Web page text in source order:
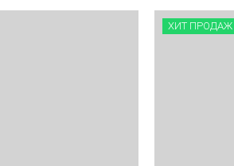
ХИТ ПРОДАЖ